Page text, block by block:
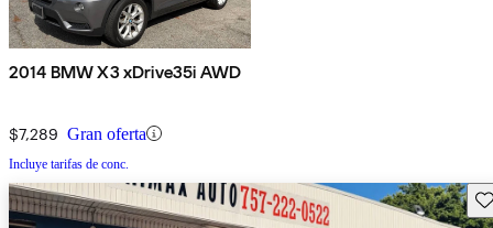
2014 BMW X3 xDrive35i AWD
$7,289 Gran oferta
Incluye tarifas de conc.